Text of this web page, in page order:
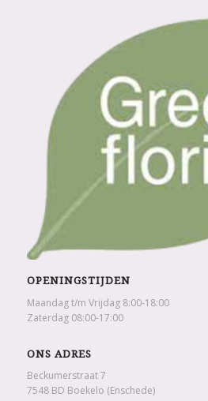
OPENINGSTIJDEN
Maandag t/m Vrijdag 8:00-18:00
Zaterdag 08:00-17:00
ONS ADRES
Beckumerstraat 7
7548 BD Boekelo (Enschede)